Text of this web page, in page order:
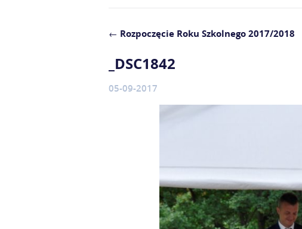
← Rozpoczęcie Roku Szkolnego 2017/2018
_DSC1842
05-09-2017